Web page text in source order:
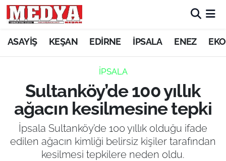
ASAYİŞ KEŞAN EDİRNE İPSALA ENEZ
İPSALA
Sultanköy’de 100 yıllık
ağacın kesilmesine tepki
İpsala Sultanköy’de 100 yıllık olduğu ifade
edilen ağacın kimliği belirsiz kişiler tarafından
kesilmesi tepkilere neden oldu.
KEŞAN
ASAYİŞ
SİYASET
GÜNDEM